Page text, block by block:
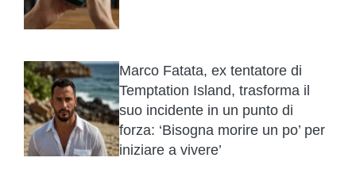
Marco Fatata, ex tentatore di
Temptation Island, trasforma il
suo incidente in un punto di
forza: ‘Bisogna morire un po’ per
iniziare a vivere’